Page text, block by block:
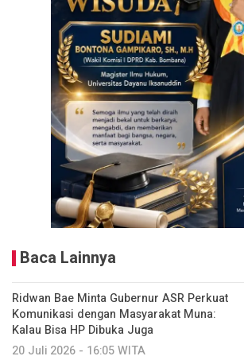
Baca Lainnya
Ridwan Bae Minta Gubernur ASR Perkuat
Komunikasi dengan Masyarakat Muna:
Kalau Bisa HP Dibuka Juga
20 Juli 2026 - 16:05 WITA